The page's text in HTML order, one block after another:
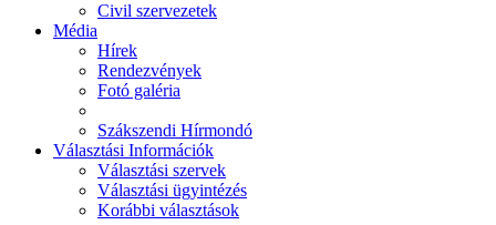
Civil szervezetek
Média
Hírek
Rendezvények
Fotó galéria
Szákszendi Hírmondó
Választási Információk
Választási szervek
Választási ügyintézés
Korábbi választások